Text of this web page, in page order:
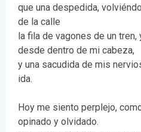
que una despedida,
de la calle
la fila de vagones de un
desde dentro de mi cabeza,
y una sacudida de mis
ida.
Hoy me siento perplejo,
opinado y olvidado.